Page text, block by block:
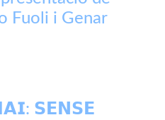
Fuoli i Genar
𝗦𝗘𝗡𝗦𝗘